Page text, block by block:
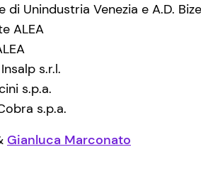
Unindustria Venezia e A.D.
ALEA
s.r.l.
s.p.a.
s.p.a.
Gianluca Marconato